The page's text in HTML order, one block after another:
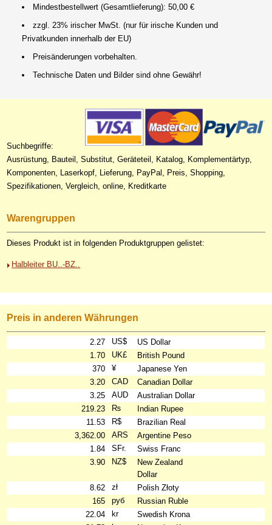
Mindestbestellwert (Gesamtlieferung): 50,00 €
zzgl. 23% irischer MwSt. (nur für irische Kunden und
Privatkunden innerhalb der EU)
Preisänderungen vorbehalten.
Technische Daten und Bilder sind ohne Gewähr!
Suchbegriffe:
Ausrüstung, Bauteil, Substitut, Geräteteil, Katalog, Komplementärtyp,
Komponenten, Laserkopf, Lieferung, PayPal, Preis, Shopping,
Spezifikationen, Vergleich, online, Kreditkarte
Warengruppen
Dieses Produkt ist in folgenden Produktgruppen gelistet:
Halbleiter BU..-BZ..
Preis in anderen Währungen
2.27 US$
US Dollar
1.70
UK£
British Pound
370
¥
Japanese Yen
3.20
CAD
Canadian Dollar
3.25
AUD
Australian Dollar
219.23
₨
Indian Rupee
11.53
R$
Brazilian Real
3,362.00
ARS
Argentine Peso
1.84
SFr.
Swiss Franc
3.90
NZ$
New Zealand
Dollar
8.62
zł
Polish Złoty
165
руб
Russian Ruble
22.04
kr
Swedish Krona